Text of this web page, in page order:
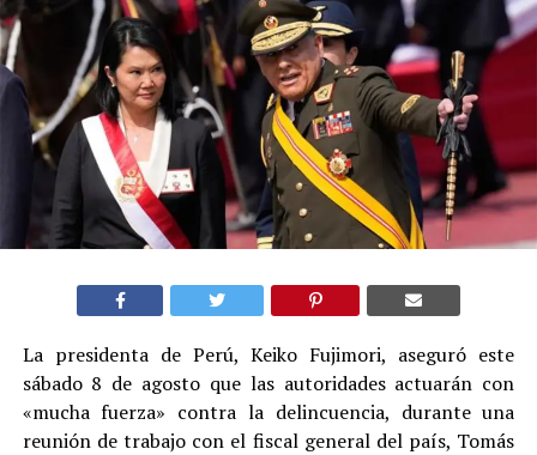
La presidenta de Perú, Keiko Fujimori, aseguró este
sábado 8 de agosto que las autoridades actuarán con
«mucha fuerza» contra la delincuencia, durante una
reunión de trabajo con el fiscal general del país, Tomás